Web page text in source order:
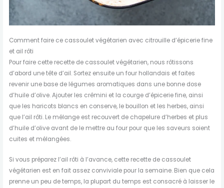
Comment faire ce cassoulet végétarien avec citrouille d’épicerie fine
et ail rôti
Pour faire cette recette de cassoulet végétarien, nous rôtissons
d’abord une tête d’ail. Sortez ensuite un four hollandais et faites
revenir une base de légumes aromatiques dans une bonne dose
d’huile d’olive. Ajouter les crêmini et la courge d’épicerie fine, ainsi
que les haricots blancs en conserve, le bouillon et les herbes, ainsi
que l’ail rôti. Le mélange est recouvert de chapelure d’herbes et plus
d’huile d’olive avant de le mettre au four pour que les saveurs soient
cuites et mélangées.
Si vous préparez l’ail rôti à l’avance, cette recette de cassoulet
végétarien est en fait assez conviviale pour la semaine. Bien que cela
prenne un peu de temps, la plupart du temps est consacré à laisser le